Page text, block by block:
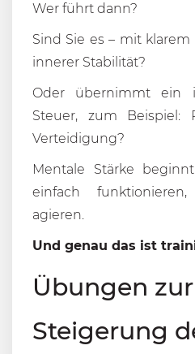
Wer führt dann?
Sind Sie es – mit
innerer Stabilität?
Oder übernimmt ein
Steuer, zum Beispiel:
Verteidigung?
Mentale Stärke
einfach
agieren.
Und genau das ist
Übungen zur
Steigerung